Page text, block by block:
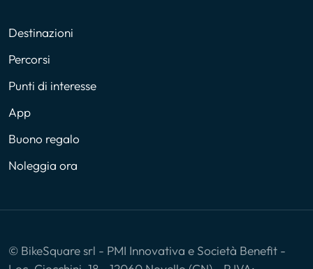
Destinazioni
Percorsi
Punti di interesse
App
Buono regalo
Noleggia ora
© BikeSquare srl - PMI Innovativa e Società Benefit -